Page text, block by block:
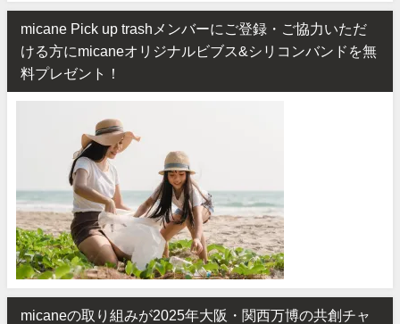
micane Pick up trashメンバーにご登録・ご協力いただ
ける方にmicaneオリジナルビブス&シリコンバンドを無
料プレゼント！
micaneの取り組みが2025年大阪・関西万博の共創チャ